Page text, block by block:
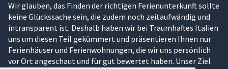
Wir glauben, das Finden der richtigen Ferienunterkunft sollte
keine Glückssache sein, die zudem noch zeitaufwändig und
intransparent ist. Deshalb haben wir bei Traumhaftes Italien
uns um diesen Teil gekümmert und präsentieren Ihnen nur
Ferienhäuser und Ferienwohnungen, die wir uns persönlich
vor Ort angeschaut und für gut bewertet haben. Unser Ziel